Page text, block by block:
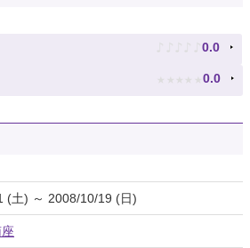
♪ ♪ ♪ ♪ ♪ 0.0
★ ★ ★ ★ ★ 0.0
(土) ～ 2008/10/19 (日)